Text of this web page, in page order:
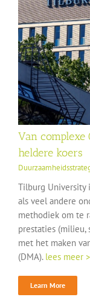
Van complexe
heldere koers
Tilburg University
als veel andere
methodiek om te
prestaties (milieu,
met het maken
(DMA). lees meer
Learn More